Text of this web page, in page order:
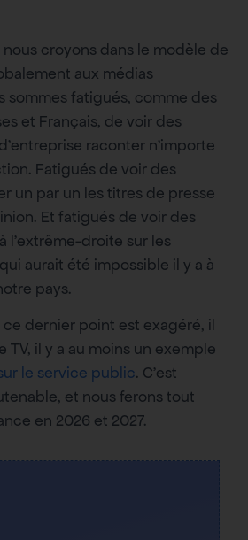
nous croyons dans le modèle de
aux médias
sommes fatigués, comme des
et Français, de voir des
raconter n’importe
Fatigués de voir des
un par un les titres de presse
Et fatigués de voir des
l’extrême-droite sur les
aurait été impossible il y a à
pays.
dernier point est exagéré, il
TV, il y a au moins un exemple
le service public. C’est
et nous ferons tout
en 2026 et 2027.